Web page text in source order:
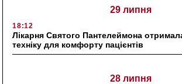
29 липня
18:12
Лікарня Святого Пантелеймона
техніку для комфорту пацієнтів
28 липня